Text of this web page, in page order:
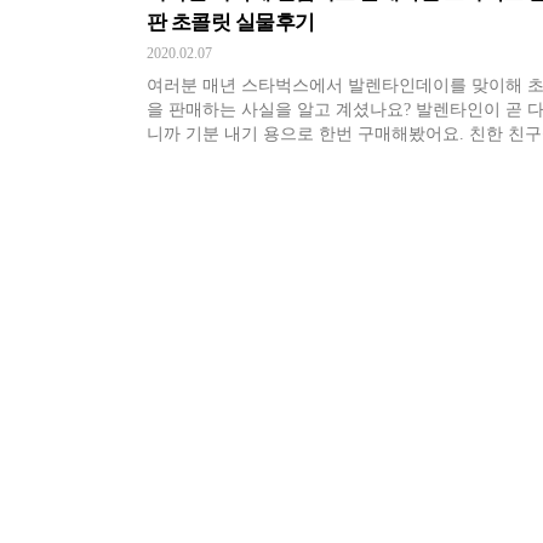
판 초콜릿 실물후기
2020.02.07
여러분 매년 스타벅스에서 발렌타인데이를 맞이해
을 판매하는 사실을 알고 계셨나요? 발렌타인이 곧
니까 기분 내기 용으로 한번 구매해봤어요. 친한 친